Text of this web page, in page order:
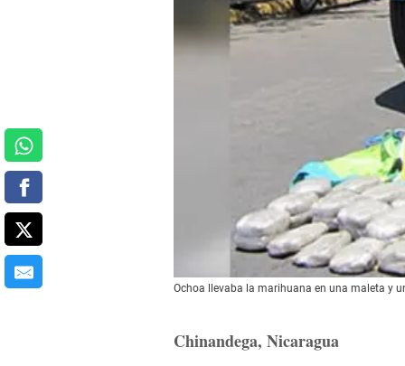
Ochoa llevaba la marihuana en una maleta y
Chinandega, Nicaragua